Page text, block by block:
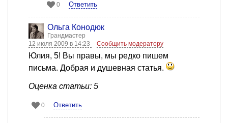
0 Ответить
Ольга Конодюк
Грандмастер
12 июля 2009 в 14:23
Сообщить модератору
Юлия, 5! Вы правы, мы редко пишем
письма. Добрая и душевная статья.
Оценка статьи: 5
0 Ответить